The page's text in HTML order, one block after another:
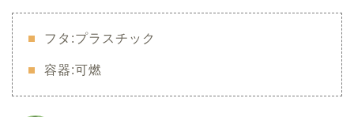
フタ:プラスチック
容器:可燃